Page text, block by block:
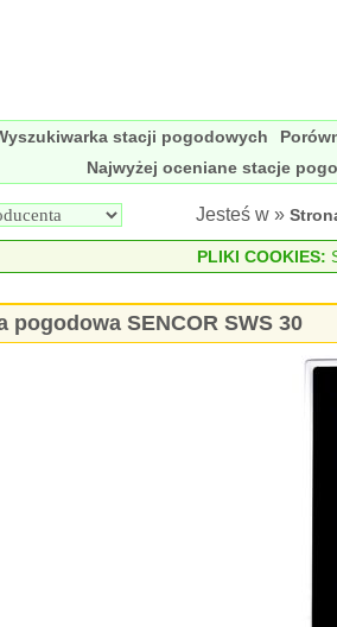
stacji pogodowych
Najwyżej oceniane stacje
Jesteś w »
PLIKI COOKIES:
pogodowa SENCOR SWS 30